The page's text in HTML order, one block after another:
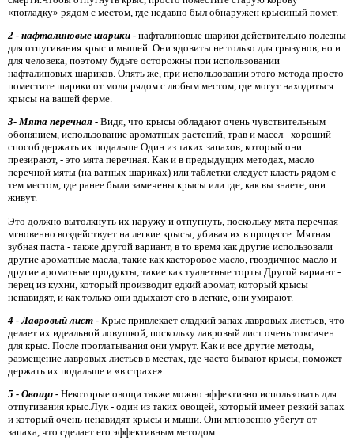
«погладку» рядом с местом, где недавно был обнаружен крысиный помет.
2 - нафталиновые шарики - нафталиновые шарики действительно полезны
для отпугивания крыс и мышей. Они ядовиты не только для грызунов, но и
для человека, поэтому будьте осторожны при использовании
нафталиновых шариков. Опять же, при использовании этого метода просто
поместите шарики от моли рядом с любым местом, где могут находиться
крысы на вашей ферме.
3- Мята перечная - Видя, что крысы обладают очень чувствительным
обонянием, использование ароматных растений, трав и масел - хороший
способ держать их подальше.Один из таких запахов, который они
презирают, - это мята перечная. Как и в предыдущих методах, масло
перечной мяты (на ватных шариках) или таблетки следует класть рядом с
тем местом, где ранее были замечены крысы или где, как вы знаете, они
живут.
Это должно вытолкнуть их наружу и отпугнуть, поскольку мята перечная
мгновенно воздействует на легкие крысы, убивая их в процессе. Мятная
зубная паста - также другой вариант, в то время как другие использовали
другие ароматные масла, такие как касторовое масло, гвоздичное масло и
другие ароматные продукты, такие как туалетные торты.Другой вариант -
перец из кухни, который производит едкий аромат, который крысы
ненавидят, и как только они вдыхают его в легкие, они умирают.
4 - Лавровый лист - Крыс привлекает сладкий запах лавровых листьев, что
делает их идеальной ловушкой, поскольку лавровый лист очень токсичен
для крыс. После проглатывания они умрут. Как и все другие методы,
размещение лавровых листьев в местах, где часто бывают крысы, поможет
держать их подальше и «в страхе».
5 - Овощи - Некоторые овощи также можно эффективно использовать для
отпугивания крыс.Лук - один из таких овощей, который имеет резкий запах
и который очень ненавидят крысы и мыши. Они мгновенно убегут от
запаха, что сделает его эффективным методом.